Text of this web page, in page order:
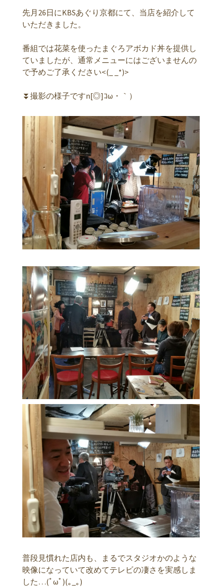
先月26日にKBSあぐり京都にて、当店を紹介して
いただきました。
番組では花菜を使ったまぐろアボカド丼を提供し
ていましたが、通常メニューにはございませんの
で予めご了承ください<(_ _*)>
⏬撮影の様子ですn[◎]ｺω・｀）
普段見慣れた店内も、まるでスタジオかのような
映像になっていて改めてテレビの凄さを実感しま
した…(ﾟωﾟ)(｡_｡)